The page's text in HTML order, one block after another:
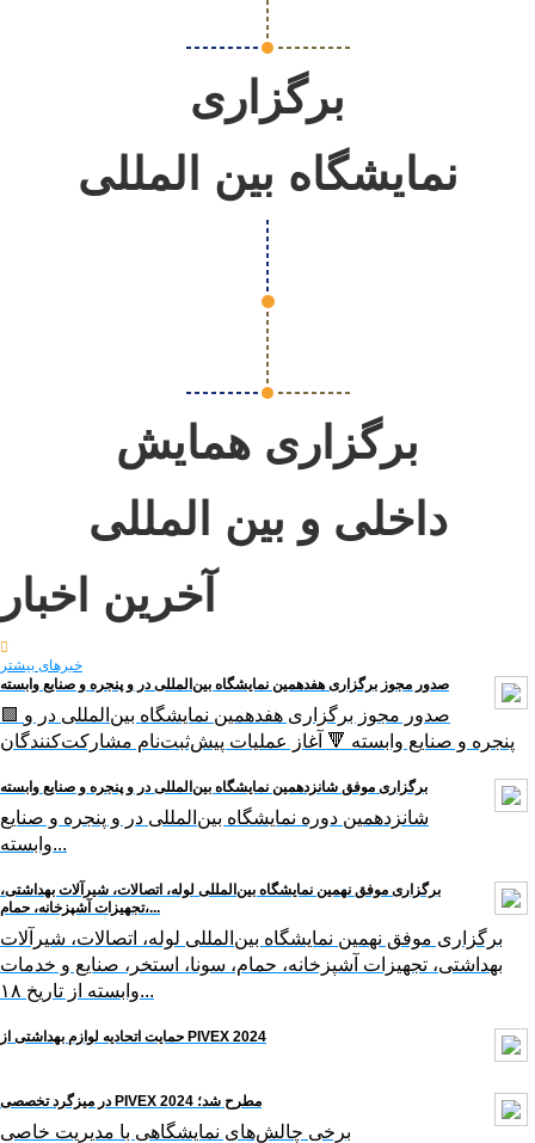
برگزاری
نمایشگاه بین المللی
برگزاری همایش
داخلی و بین المللی
آخرین اخبار
خبرهای بیشتر
صدور مجوز برگزاری هفدهمین نمایشگاه بین‌المللی در و پنجره و صنایع وابسته
🟩 صدور مجوز برگزاری هفدهمین نمایشگاه بین‌المللی در و
پنجره و صنایع وابسته 🔻 آغاز عملیات پیش‌ثبت‌نام مشارکت‌کنندگان
برگزاری موفق شانزدهمین نمایشگاه بین‌المللی در و پنجره و صنایع وابسته
شانزدهمین دوره نمایشگاه بین‌المللی در و پنجره و صنایع
وابسته...
برگزاری موفق نهمین نمایشگاه بین‌المللی لوله، اتصالات، شیرآلات بهداشتی،
تجهیزات آشپزخانه، حمام،...
برگزاری موفق نهمین نمایشگاه بین‌المللی لوله، اتصالات، شیرآلات
بهداشتی، تجهیزات آشپزخانه، حمام، سونا، استخر، صنایع و خدمات
وابسته از تاریخ ۱۸...
حمایت اتحادیه لوازم بهداشتی از PIVEX 2024
در میزگرد تخصصی PIVEX 2024 مطرح شد؛
برخی چالش‌های نمایشگاهی با مدیریت خاصی